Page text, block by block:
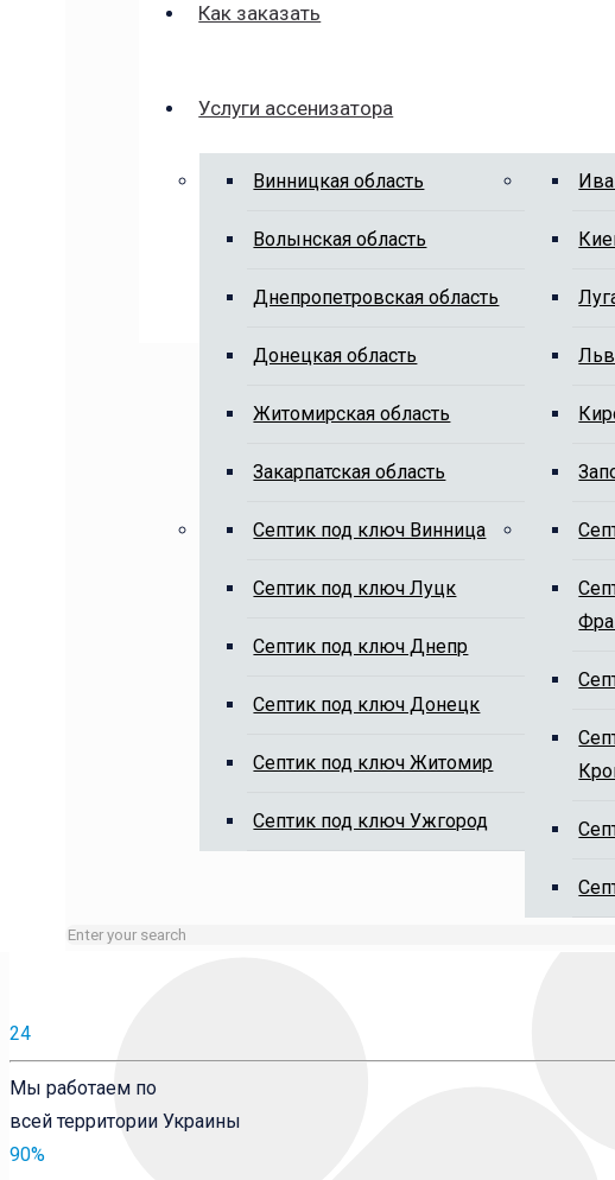
Как заказать
Услуги ассенизатора
Винницкая область
Волынская область
Днепропетровская область
Донецкая область
Житомирская область
Закарпатская область
Cептик под ключ Винница
Cептик под ключ Луцк
Cептик под ключ Днепр
Cептик под ключ Донецк
Cептик под ключ Житомир
Cептик под ключ Ужгород
Выкачка выгребных ям, чистка ям
Занятые линии или нерабочие время оставляйте заявку на
24
Мы работаем по
всей территории Украины
90%